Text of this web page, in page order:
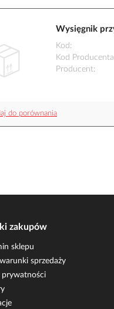
Wysięgnik
Kod
Kod Producenta
Producent
do porównania
zakupów
sklepu
sprzedaży
prywatności